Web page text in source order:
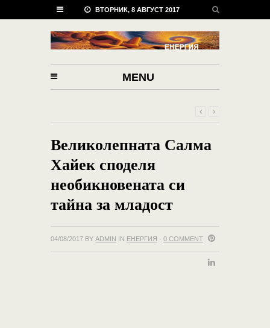
ВТОРНИК, 8 АВГУСТ 2017
MENU
Великолепната Салма
Хайек споделя
необикновената си
тайна за младост
04/08/2017 BY ADMIN IN ЕНЕРГИЯ · 0 COMMENT